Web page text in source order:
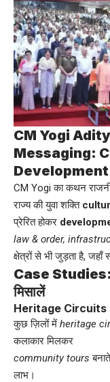
CM Yogi
Messaging:
CM Yogi का कथन
राज्य की युवा शक्ति
प्रेरित होकर
law & order,
क्षेत्रों से भी जुड़ता है,
Case Studies:
मिसालें
Heritage Circuits
कुछ ज़िलों में heritage
कलाकार मिलकर
community tours
लाभ।